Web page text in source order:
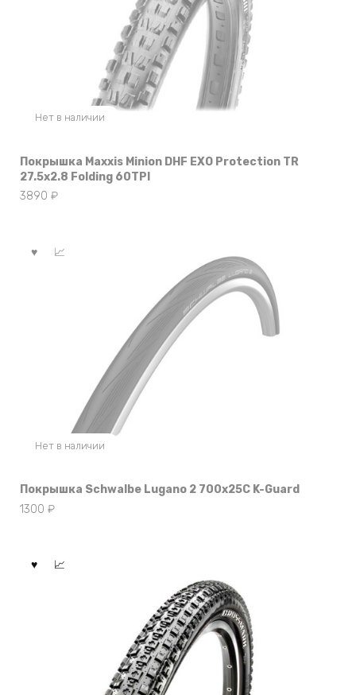
Нет в наличии
Покрышка Maxxis Minion DHF EXO Protection TR
27.5х2.8 Folding 60TPI
3890 ₽
Нет в наличии
Покрышка Schwalbe Lugano 2 700x25C K-Guard
1300 ₽